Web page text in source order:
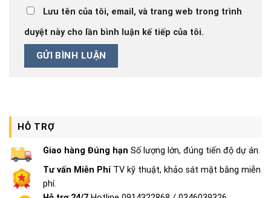
Lưu tên của tôi, email, và trang web trong trình
duyệt này cho lần bình luận kế tiếp của tôi.
HỖ TRỢ
Giao hàng Đúng hạn Số lượng lớn, đúng tiến độ dự án.
Tư vấn Miễn Phí TV kỹ thuật, khảo sát mặt bằng miễn
phí.